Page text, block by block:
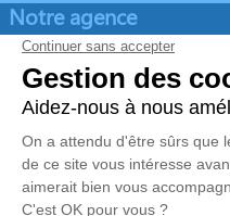
Notre agence
Pompes Funèbres Vargas
04 78 40 07 53
45 Avenue du Général
4.9/5 – 163 avis
Nos Services
Organiser des obsèques